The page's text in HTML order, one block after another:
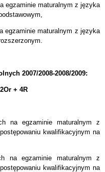
egzaminie maturalnym z języka
egzaminie maturalnym z języka
2007/2008-2008/2009:
+ 4R
na egzaminie maturalnym z
kwalifikacyjnym na
na egzaminie maturalnym z
kwalifikacyjnym na